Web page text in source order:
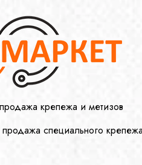
крепежа и метизов
продажа специального